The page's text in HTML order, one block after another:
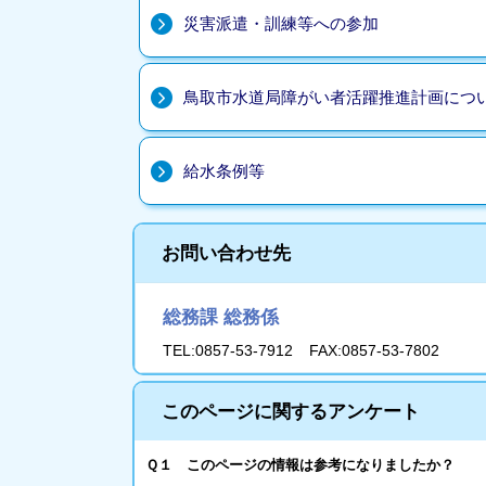
災害派遣・訓練等への参加
鳥取市水道局障がい者活躍推進計画につ
給水条例等
お問い合わせ先
総務課 総務係
TEL:0857-53-7912 FAX:0857-53-7802
このページに関するアンケート
Ｑ１ このページの情報は参考になりましたか？